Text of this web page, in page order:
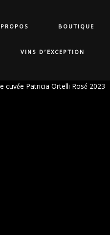
BOUTIQUE
VINS D’EXCEPTION
cuvée Patricia Ortelli Rosé 2023